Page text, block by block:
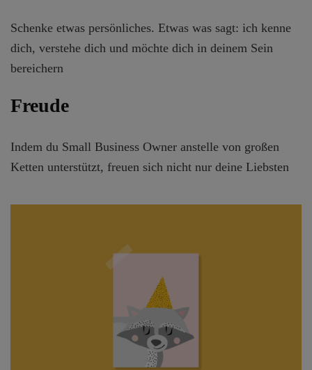
Schenke etwas persönliches. Etwas was sagt: ich kenne
dich, verstehe dich und möchte dich in deinem Sein
bereichern
Freude
Indem du Small Business Owner anstelle von großen
Ketten unterstützt, freuen sich nicht nur deine Liebsten